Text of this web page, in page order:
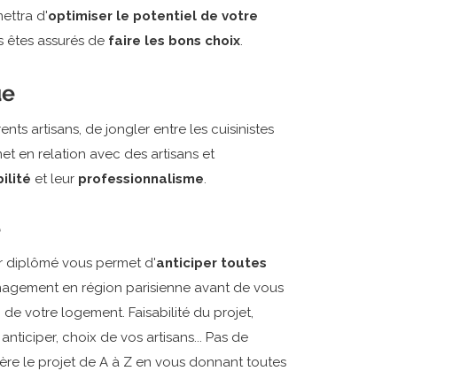
d'optimiser le potentiel de votre
êtes assurés de faire les bons choix.
artisans, de jongler entre les cuisinistes
en relation avec des artisans et
et leur professionnalisme.
diplômé vous permet d'anticiper toutes
en région parisienne avant de vous
votre logement. Faisabilité du projet,
choix de vos artisans... Pas de
le projet de A à Z en vous donnant toutes